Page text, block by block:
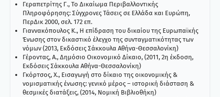
Γεραπετρίτης Γ., Το Δικαίωμα Περιβαλλοντικής
Πληροφόρησης: Σύγχρονες Τάσεις σε Ελλάδα και Ευρώπη,
ΠερΔικ 2000, σελ. 172 επ.
Γιαννακόπουλος Κ., Η επίδραση του δικαίου της Ευρωπαϊκής
Ένωσης στον δικαστικό έλεγχο της συνταγματικότητας των
νόμων (2013, Εκδόσεις Σάκκουλα Αθήνα-Θεσσαλονίκη)
Γέροντας, Α., Δημόσιο Οικονομικό Δίκαιο, (2011, 2η έκδοση,
Εκδόσεις Σάκκουλα Αθήνα-Θεσσαλονίκη)
Γκόρτσος, Χ., Εισαγωγή στο δίκαιο της οικονομικής &
νομισματικής ένωσης: γενικό μέρος – ιστορική διάσταση &
θεσμικές διατάξεις, (2014, Νομική Βιβλιοθήκη)